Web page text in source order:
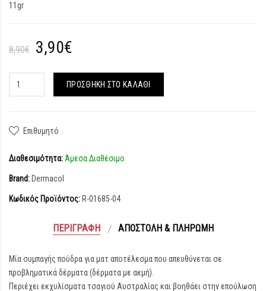
11gr
8,90€ 3,90€
ΠΡΟΣΘΉΚΗ ΣΤΟ ΚΑΛΆΘΙ
Επιθυμητό
Διαθεσιμότητα: Άμεσα Διαθέσιμο
Brand: Dermacol
Κωδικός Προϊόντος: R-01685-04
ΠΕΡΙΓΡΑΦΉ ΑΠΟΣΤΟΛΉ & ΠΛΗΡΩΜΉ
Μία συμπαγής πούδρα για ματ αποτέλεσμα που απευθύνεται σε
προβληματικά δέρματα (δέρματα με ακμή).
Περιέχει εκχυλίσματα τσαγιού Αυστραλίας και βοηθάει στην επούλωση